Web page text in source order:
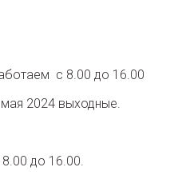
с 8.00 до 16.00
2024 выходные.
до 16.00.